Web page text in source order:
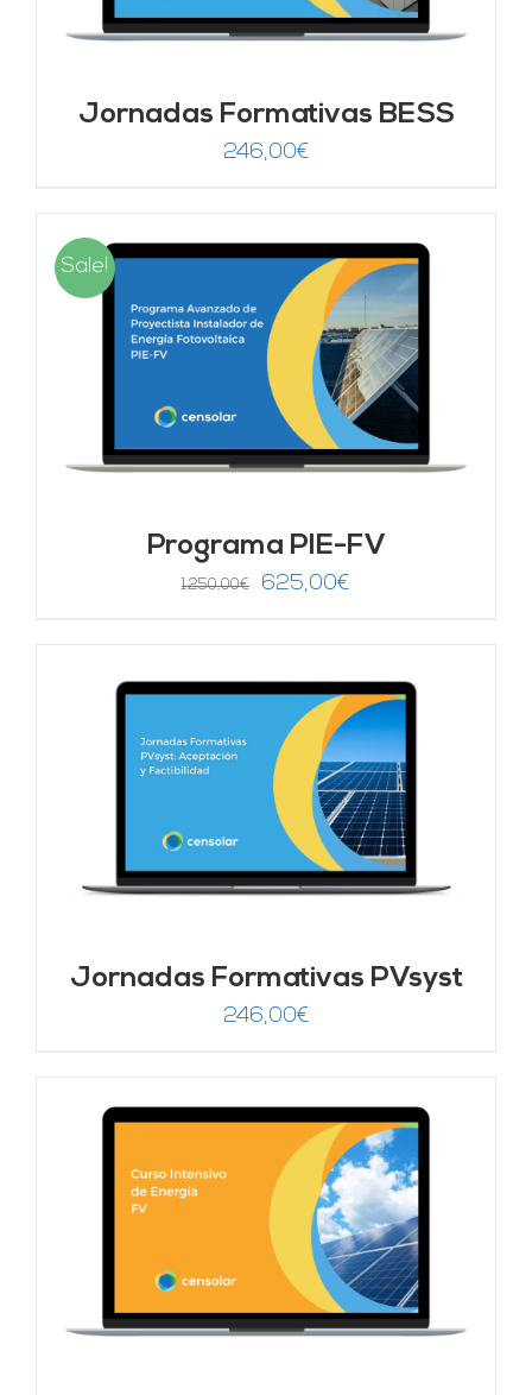
Jornadas Formativas BESS
246,00€
Sale!
Programa PIE-FV
1.250,00€
El
era:
1.250,00€.
625,00€
es:
625,00€.
Jornadas Formativas PVsyst
246,00€